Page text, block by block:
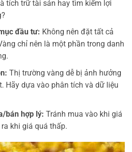
tích trữ tài sản hay tìm kiếm lợi
đầu tư: Không nên đặt tất cả
chỉ nên là một phần trong danh
Thị trường vàng dễ bị ảnh hưởng
Hãy dựa vào phân tích và dữ liệu
bán hợp lý: Tránh mua vào khi giá
khi giá quá thấp.